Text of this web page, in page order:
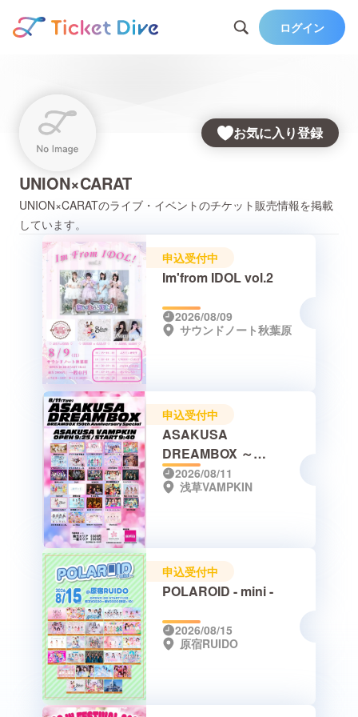
ログイン
お気に入り登録
UNION×CARAT
UNION×CARATのライブ・イベントのチケット販売情報を掲載
しています。
申込受付中
Im'from IDOL vol.2
2026/08/09
サウンドノート秋葉原
申込受付中
ASAKUSA
DREAMBOX ～
DREAMBOX 150th
Anniversary Special～
2026/08/11
浅草VAMPKIN
申込受付中
POLAROID - mini -
2026/08/15
原宿RUIDO